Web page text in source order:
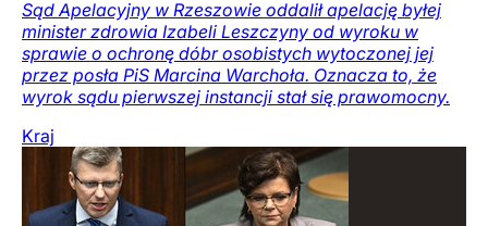
Sąd Apelacyjny w Rzeszowie oddalił apelację byłej
minister zdrowia Izabeli Leszczyny od wyroku w
sprawie o ochronę dóbr osobistych wytoczonej jej
przez posła PiS Marcina Warchoła. Oznacza to, że
wyrok sądu pierwszej instancji stał się prawomocny.
Kraj